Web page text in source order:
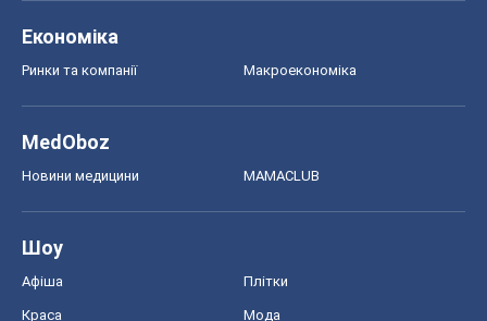
Економіка
Ринки та компанії Макроекономіка
MedOboz
Новини медицини MAMACLUB
Шоу
Афіша Плітки
Краса Мода